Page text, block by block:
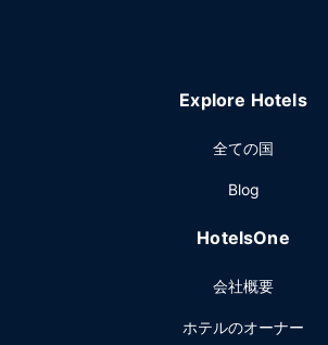
24 時間対応のルームサービスをご利用い
渇きを癒してください。朝食ビュッフェを
ビジネスセンター、リムジン / タウンカー
のイベント開催には、このホテル の会議
設備をご利用いただけます。空港送迎シャ
Explore Hotels
全ての国
Blog
HotelsOne
会社概要
ホテルのオーナー